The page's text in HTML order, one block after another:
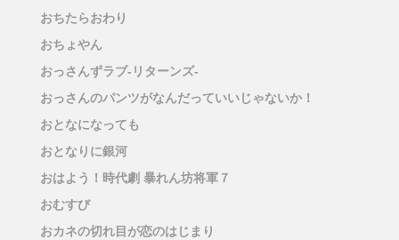
おちたらおわり
おちょやん
おっさんずラブ-リターンズ-
おっさんのパンツがなんだっていいじゃないか！
おとなになっても
おとなりに銀河
おはよう！時代劇 暴れん坊将軍７
おむすび
おカネの切れ目が恋のはじまり